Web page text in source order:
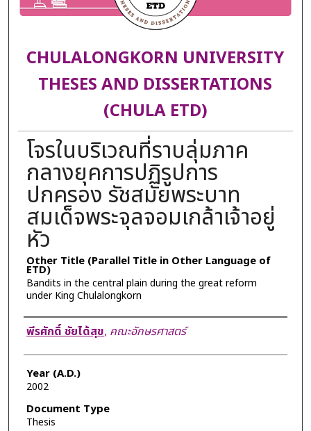
CHULALONGKORN UNIVERSITY
THESES AND DISSERTATIONS
(CHULA ETD)
โจรในบริเวณที่ราบลุ่มภาค
กลางยุคการปฏิรูปการ
ปกครอง รัชสมัยพระบาท
สมเด็จพระจุลจอมเกล้าเจ้าอยู่
หัว
Other Title (Parallel Title in Other Language of
ETD)
Bandits in the central plain during the great reform
under King Chulalongkorn
Author
พีรศักดิ์ ชัยได้สุข, คณะอักษรศาสตร์
Year (A.D.)
2002
Document Type
Thesis